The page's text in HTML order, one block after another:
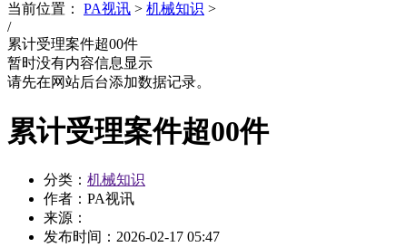
当前位置： PA视讯 > 机械知识 >
/
累计受理案件超00件
暂时没有内容信息显示
请先在网站后台添加数据记录。
累计受理案件超00件
分类： 机械知识
作者：PA视讯
来源：
发布时间： 2026-02-17 05:47